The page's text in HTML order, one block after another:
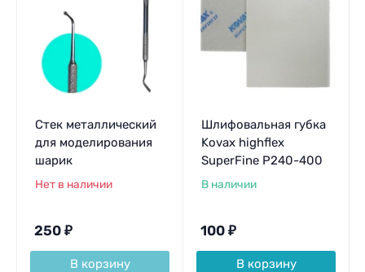
Стек металлический
для моделирования
шарик
Нет в наличии
250 ₽
В корзину
Шлифовальная губка
Kovax highflex
SuperFine P240-400
В наличии
100 ₽
В корзину